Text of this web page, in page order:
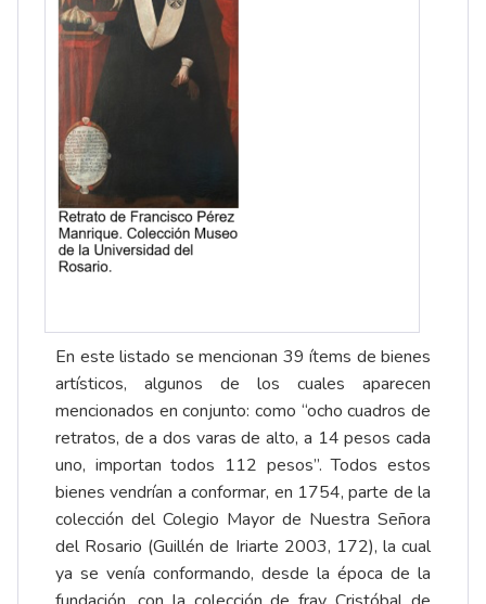
En este listado se mencionan 39 ítems de bienes
artísticos, algunos de los cuales aparecen
mencionados en conjunto: como “ocho cuadros de
retratos, de a dos varas de alto, a 14 pesos cada
uno, importan todos 112 pesos”. Todos estos
bienes vendrían a conformar, en 1754, parte de la
colección del Colegio Mayor de Nuestra Señora
del Rosario (Guillén de Iriarte 2003, 172), la cual
ya se venía conformando, desde la época de la